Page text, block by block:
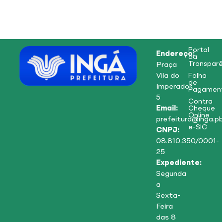
Endereço:
Praça
Vila do
Imperador,
5
Email:
CNPJ:
08.810.350/0001-
25
Expediente:
Segunda
a
Sexta-
Feira
das 8
Portal
da
Folha
de
Contra
Cheque
Online
e-SIC